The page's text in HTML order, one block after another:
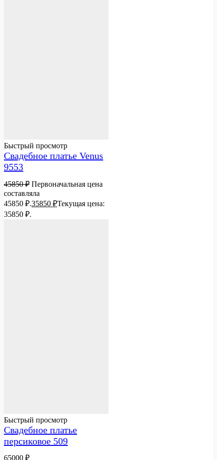
Быстрый просмотр
Свадебное платье Venus
9553
45850₽ Первоначальная цена
составляла
45850 ₽.35850 ₽Текущая цена:
35850 ₽.
Быстрый просмотр
Свадебное платье
персиковое 509
65000 ₽